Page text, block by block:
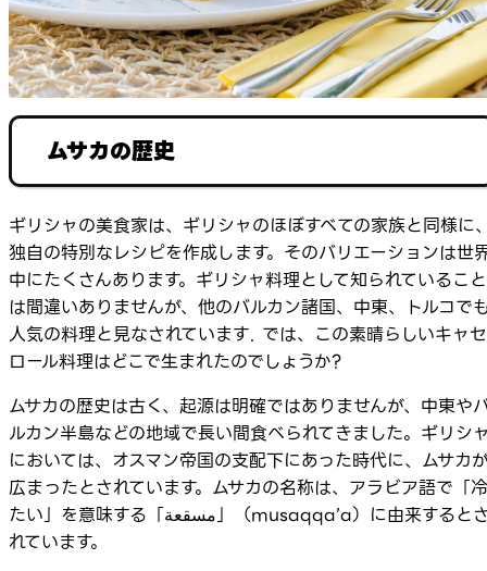
ムサカの歴史
ギリシャの美食家は、ギリシャのほぼすべての家族と同様に
独自の特別なレシピを作成します。そのバリエーションは世
中にたくさんあります。ギリシャ料理として知られていること
は間違いありませんが、他のバルカン諸国、中東、トルコで
人気の料理と見なされています. では、この素晴らしいキャセ
ロール料理はどこで生まれたのでしょうか?
ムサカの歴史は古く、起源は明確ではありませんが、中東や
ルカン半島などの地域で長い間食べられてきました。ギリシ
においては、オスマン帝国の支配下にあった時代に、ムサカ
広まったとされています。ムサカの名称は、アラビア語で「冷
たい」を意味する「مسقعة」（musaqqa’a）に由来するとさ
れています。